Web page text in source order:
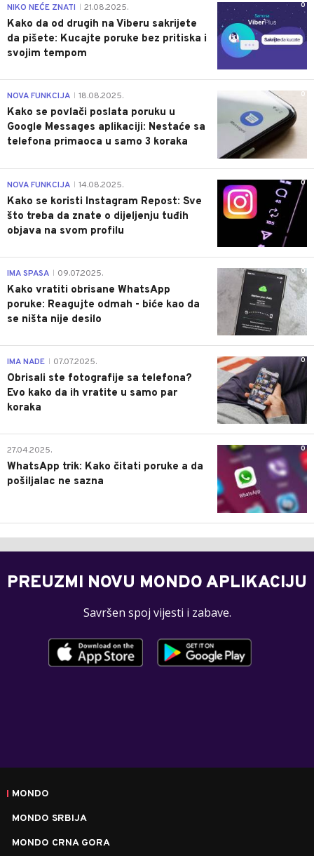
0
NIKO NEĆE ZNATI 21.08.2025.
Kako da od drugih na Viberu sakrijete
da pišete: Kucajte poruke bez pritiska i
svojim tempom
0
NOVA FUNKCIJA 18.08.2025.
Kako se povlači poslata poruku u
Google Messages aplikaciji: Nestaće sa
telefona primaoca u samo 3 koraka
0
NOVA FUNKCIJA 14.08.2025.
Kako se koristi Instagram Repost: Sve
što treba da znate o dijeljenju tuđih
objava na svom profilu
0
IMA SPASA 09.07.2025.
Kako vratiti obrisane WhatsApp
poruke: Reagujte odmah - biće kao da
se ništa nije desilo
0
IMA NADE 07.07.2025.
Obrisali ste fotografije sa telefona?
Evo kako da ih vratite u samo par
koraka
0
27.04.2025.
WhatsApp trik: Kako čitati poruke a da
pošiljalac ne sazna
PREUZMI NOVU MONDO APLIKACIJU
Savršen spoj vijesti i zabave.
MONDO
MONDO SRBIJA
MONDO CRNA GORA